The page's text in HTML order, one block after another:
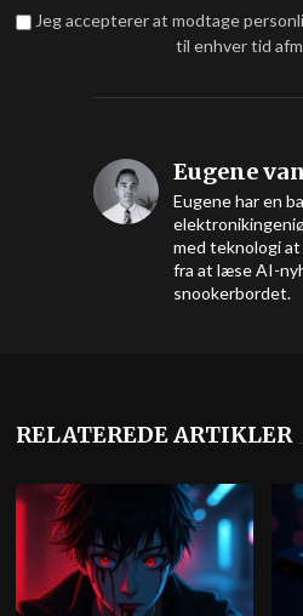
Jeg accepterer at modtage
til enhver tid
Eugene
Eugene har en
med teknologi
fra at læse AI-
snookerbordet.
RELATEREDE ARTIKLER